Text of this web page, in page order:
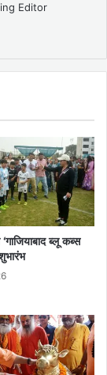
Editor
ब्लू कब्स